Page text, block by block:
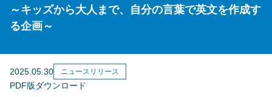
～キッズから大人まで、自分の言葉で英文を作成す
る企画～
2025.05.30 ニュースリリース
PDF版ダウンロード